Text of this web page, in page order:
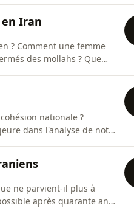
Iran
? Comment une femme
des mollahs ? Que
franco-britannique
nationale ?
dans l'analyse de notre
ne parvient-il plus à
après quarante ans